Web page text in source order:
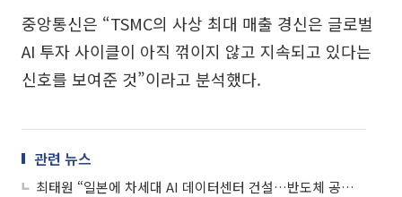
중앙통신은 “TSMC의 사상 최대 매출 경신은 글로벌
AI 투자 사이클이 아직 꺾이지 않고 지속되고 있다는
신호를 보여준 것”이라고 분석했다.
관련 뉴스
최태원 “일본에 차세대 AI 데이터센터 건설…반도체 공장도 염두”